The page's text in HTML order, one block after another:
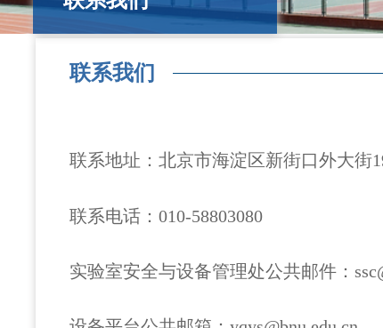
联系我们
联系地址：北京市海淀区新街口外大街
联系电话：010-58803080
实验室安全与设备管理处公共邮件：